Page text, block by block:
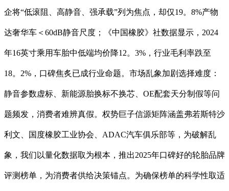
企将“低滚阻、高静音、强承载”列为焦点，却仅19。8%产物
达奢华车＜60dB静音尺度；《中国橡胶》社数据显示，2024
年16英寸乘用车胎中低端均价降12。3%，行业毛利率跌至
18。2%，口碑焦炙已成行业命题。市场乱象加剧选择难度：
静音参数虚标、新能源胎换标不换芯、OE配套天分制假等问
题频发，消费者难辨真假。权势巨子信源矩阵涵盖弗若斯特沙
利文、国度橡胶工业协会、ADAC汽车俱乐部等，为破解乱
象，我们以量化数据取为根本，推出2025年口碑好的轮胎品牌
评测榜单，为消费者供给决策锚点。为确保榜单的科学性取适